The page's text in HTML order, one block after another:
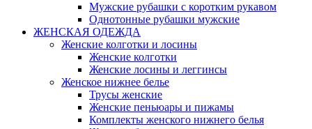
Мужские рубашки с коротким рукавом
Однотонные рубашки мужские
ЖЕНСКАЯ ОДЕЖДА
Женские колготки и лосины
Женские колготки
Женские лосины и леггинсы
Женское нижнее белье
Трусы женские
Женские пеньюары и пижамы
Комплекты женского нижнего белья